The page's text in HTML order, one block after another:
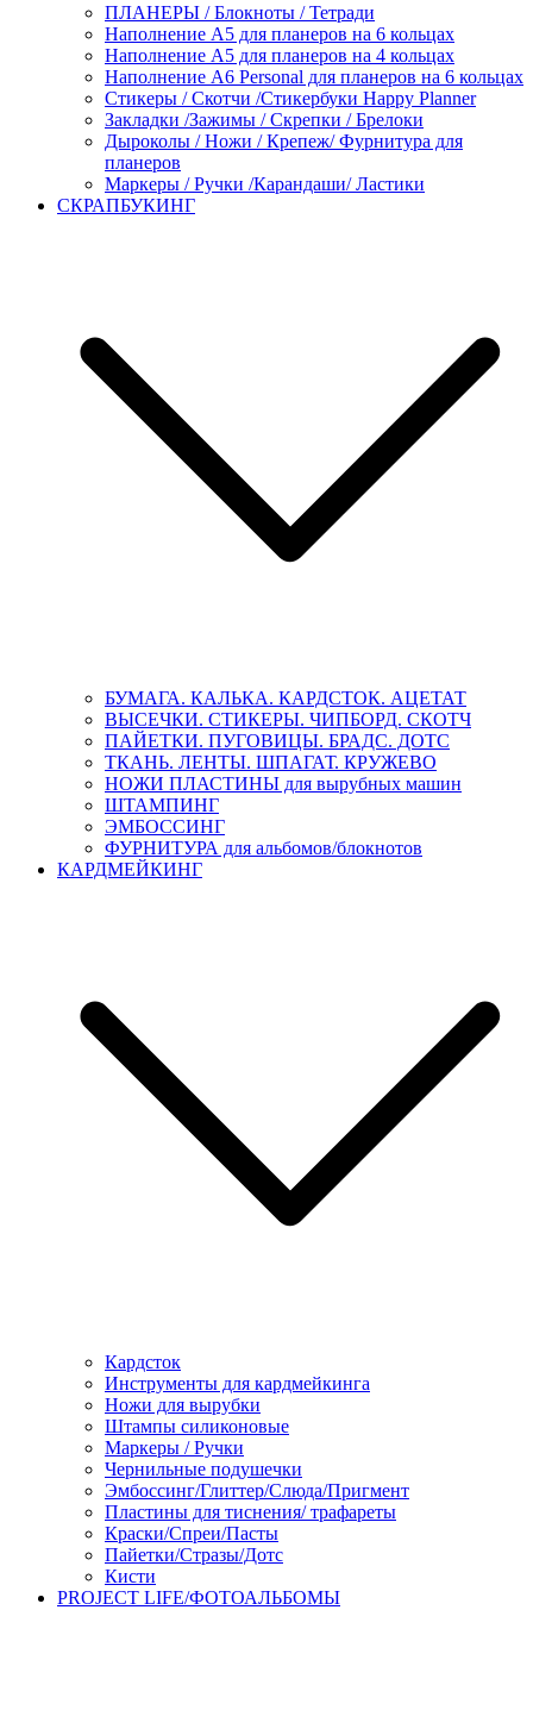
ПЛАНЕРЫ / Блокноты / Тетради
Наполнение А5 для планеров на 6 кольцах
Наполнение А5 для планеров на 4 кольцах
Наполнение А6 Personal для планеров на 6 кольцах
Стикеры / Скотчи /Стикербуки Happy Planner
Закладки /Зажимы / Скрепки / Брелоки
Дыроколы / Ножи / Крепеж/ Фурнитура для
планеров
Маркеры / Ручки /Карандаши/ Ластики
СКРАПБУКИНГ
БУМАГА. КАЛЬКА. КАРДСТОК. АЦЕТАТ
ВЫСЕЧКИ. СТИКЕРЫ. ЧИПБОРД. СКОТЧ
ПАЙЕТКИ. ПУГОВИЦЫ. БРАДС. ДОТС
ТКАНЬ. ЛЕНТЫ. ШПАГАТ. КРУЖЕВО
НОЖИ ПЛАСТИНЫ для вырубных машин
ШТАМПИНГ
ЭМБОССИНГ
ФУРНИТУРА для альбомов/блокнотов
КАРДМЕЙКИНГ
Кардсток
Инструменты для кардмейкинга
Ножи для вырубки
Штампы силиконовые
Маркеры / Ручки
Чернильные подушечки
Эмбоссинг/Глиттер/Слюда/Пригмент
Пластины для тиснения/ трафареты
Краски/Спреи/Пасты
Пайетки/Стразы/Дотс
Кисти
PROJECT LIFE/ФОТОАЛЬБОМЫ